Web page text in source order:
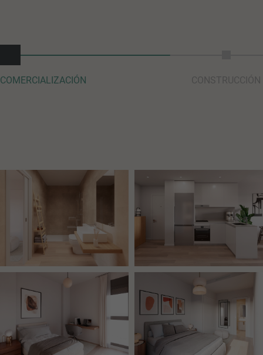
COMERCIALIZACIÓN CONSTRUCCIÓN